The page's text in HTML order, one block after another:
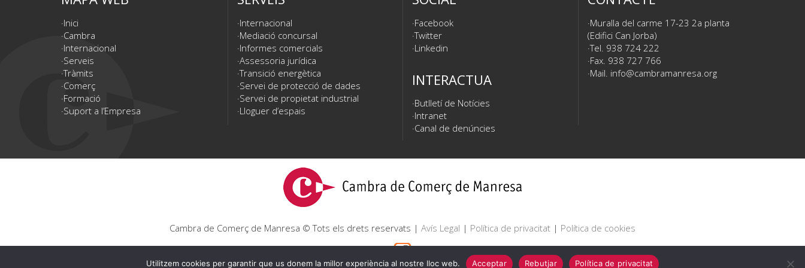
Inici
Cambra
Internacional
Serveis
Tràmits
Comerç
Formació
Suport a l’Empresa
Internacional
Mediació concursal
Informes comercials
Assessoria jurídica
Transició energètica
Servei de protecció de dades
Servei de propietat industrial
Lloguer d’espais
Facebook
Twitter
Linkedin
INTERACTUA
Butlletí de Notícies
Intranet
Canal de denúncies
Muralla del carme 17-23 2a planta
(Edifici Can Jorba)
Tel. 938 724 222
Fax. 938 727 766
Mail. info@cambramanresa.org
Cambra de Comerç de Manresa © Tots els drets reservats | Avís Legal | Política de privacitat | Política de cookies
Utilitzem cookies per garantir que us donem la millor experiència al nostre lloc web. Acceptar Rebutjar Política de privacitat